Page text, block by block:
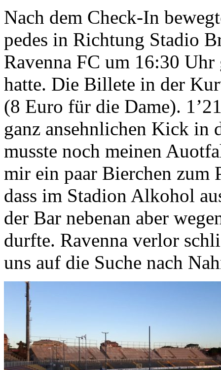
Nach dem Check-In
pedes in Richtung Stadio
Ravenna FC um 16:30 Uhr
hatte. Die Billete in der
(8 Euro für die Dame).
ganz ansehnlichen Kick in
musste noch meinen
mir ein paar Bierchen zum
dass im Stadion Alkohol
der Bar nebenan aber
durfte. Ravenna verlor
uns auf die Suche nach